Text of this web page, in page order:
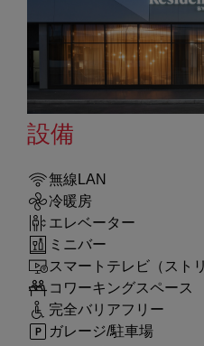
設備
無線LAN
冷暖房
エレベーター
ミニバー
スマートテレビ（スト
コワーキングスペース
完全バリアフリー
ガレージ/駐車場